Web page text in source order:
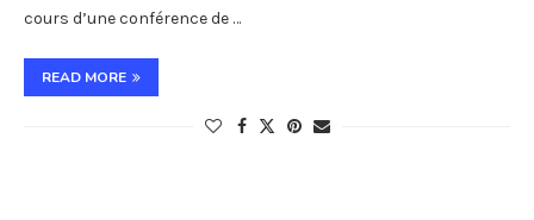
cours d’une conférence de …
READ MORE